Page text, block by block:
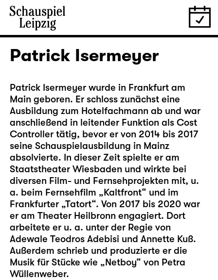
Patrick Isermeyer
Patrick Isermeyer wurde in Frankfurt am
Main geboren. Er schloss zunächst eine
Ausbildung zum Hotelfachmann ab und war
anschließend in leitender Funktion als Cost
Controller tätig, bevor er von 2014 bis 2017
seine Schauspielausbildung in Mainz
absolvierte. In dieser Zeit spielte er am
Staatstheater Wiesbaden und wirkte bei
diversen Film- und Fernsehprojekten mit, u.
a. beim Fernsehfilm „Kaltfront“ und im
Frankfurter „Tatort“. Von 2017 bis 2020 war
er am Theater Heilbronn engagiert. Dort
arbeitete er u. a. unter der Regie von
Adewale Teodros Adebisi und Annette Kuß.
Außerdem schrieb und produzierte er die
Musik für Stücke wie „Netboy“ von Petra
Wüllenweber.